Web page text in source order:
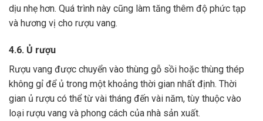
dịu nhẹ hơn. Quá trình này cũng làm tăng thêm độ phức tạp
và hương vị cho rượu vang.
4.6. Ủ rượu
Rượu vang được chuyển vào thùng gỗ sồi hoặc thùng thép
không gỉ để ủ trong một khoảng thời gian nhất định. Thời
gian ủ rượu có thể từ vài tháng đến vài năm, tùy thuộc vào
loại rượu vang và phong cách của nhà sản xuất.